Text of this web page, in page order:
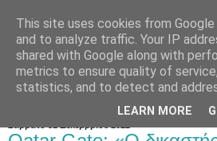
This site uses cookies from
and to analyze traffic. Your IP
shared with Google along with
metrics to ensure quality of
statistics, and to detect and
LEARN MORE